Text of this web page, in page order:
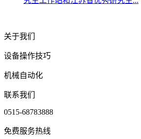
关于我们
设备操作技巧
机械自动化
联系我们
0515-68783888
免费服务热线